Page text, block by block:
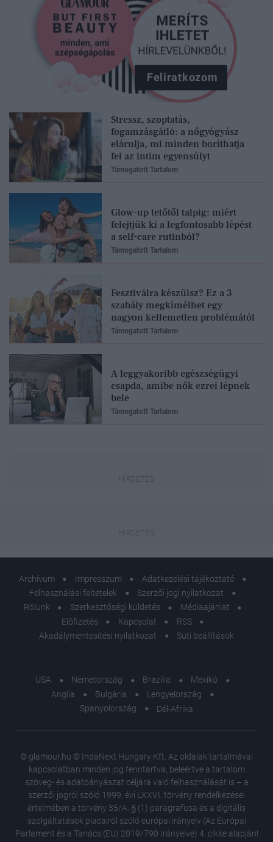
Feliratkozom
Stressz, szoptatás,
fogamzásgátló: a nőgyógyász
elárulja, mi minden boríthatja
fel az intim egyensúlyt
Támogatott Tartalom
Glow-up tetőtől talpig: miért
felejtjük ki a legfontosabb lépést
a self-care rutinból?
Támogatott Tartalom
Fesztiválra készülsz? Ez a 3
szabály megkímélhet egy
nagyon kellemetlen problémától
Támogatott Tartalom
A leggyakoribb egészségügyi
csapda, amibe nők ezrei lépnek
bele
Támogatott Tartalom
Archívum Impresszum
Adatkezelési tájékoztató
Felhasználási feltételek
Szerzői jogi nyilatkozat
Rólunk
Szerkesztőségi küldetés
Médiaajánlat
Előfizetés
Kapcsolat
RSS
Akadálymentesítési nyilatkozat
Süti beállítások
USA Németország Brazília
Mexikó
Anglia
Bulgária
Lengyelország
Spanyolország
Dél-Afrika
© glamour.hu © IndaNext Hungary Kft. Az oldalak tartalmával
kapcsolatban minden jog fenntartva, beleértve a tartalom
szöveg- és adatbányászat céljára való felhasználását is – a
szerzői jogról szóló 1999. évi LXXVI. törvény rendelkezései
értelmében a törvény 35/A. § (1) paragrafusa és a digitális
szolgáltatások piacairól szóló európai irányelv (Az Európai
Parlament és a Tanács (EU) 2019/790 Irányelve) 4. cikke alapján!